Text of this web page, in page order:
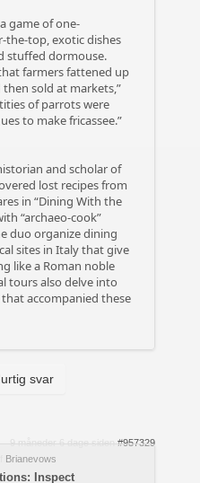
game of one-
the-top, exotic dishes
stuffed dormouse.
farmers fattened up
sold at markets,”
of parrots were
to make fricassee.”
and scholar of
lost recipes from
in “Dining With the
“archaeo-cook”
duo organize dining
sites in Italy that give
like a Roman noble
tours also delve into
accompanied these
svar
9 måneder 6 dage siden
#957329
Brianevows
Inspect